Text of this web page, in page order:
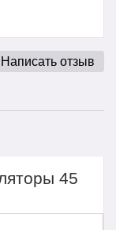
Написать отзыв
45